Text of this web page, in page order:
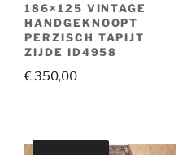
186×125 VINTAGE
HANDGEKNOOPT
PERZISCH TAPIJT
ZIJDE ID4958
€350,00